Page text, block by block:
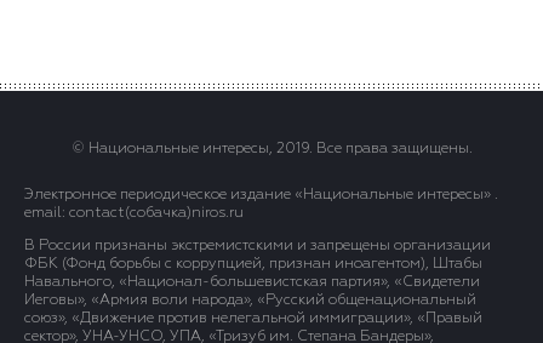
© Национальные интересы, 2019. Все права защищены.
Электронное периодическое издание «Национальные интересы» .
email: contact(сoбaчка)niros.ru
В России признаны экстремистскими и запрещены организации
ФБК (Фонд борьбы с коррупцией, признан иноагентом), Штабы
Навального, «Национал-большевистская партия», «Свидетели
Иеговы», «Армия воли народа», «Русский общенациональный
союз», «Движение против нелегальной иммиграции», «Правый
сектор», УНА-УНСО, УПА, «Тризуб им. Степана Бандеры»,